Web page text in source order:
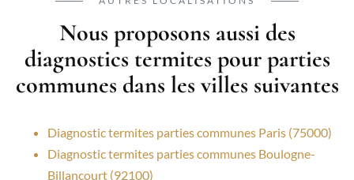
Nous proposons aussi des
diagnostics termites pour parties
communes dans les villes suivantes
Diagnostic termites parties communes Paris (75000)
Diagnostic termites parties communes Boulogne-
Billancourt (92100)